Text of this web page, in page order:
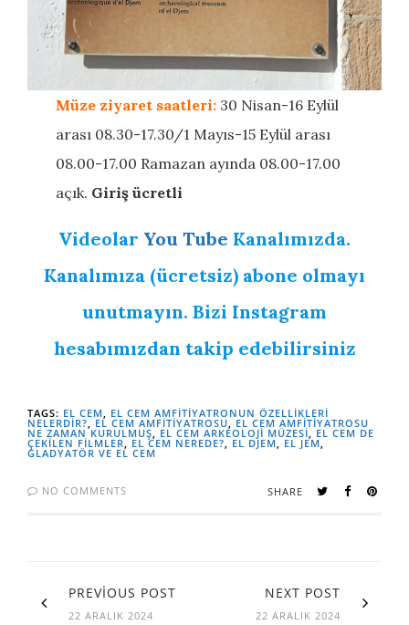
Müze ziyaret saatleri: 30 Nisan-16 Eylül
arası 08.30-17.30/1 Mayıs-15 Eylül arası
08.00-17.00 Ramazan ayında 08.00-17.00
açık. Giriş ücretli
Videolar You Tube Kanalımızda.
Kanalımıza (ücretsiz) abone olmayı
unutmayın. Bizi Instagram
hesabımızdan takip edebilirsiniz
TAGS: EL CEM EL CEM AMFITIYATRONUN ÖZELLIKLERI
NELERDIR? EL CEM AMFITIYATROSU EL CEM AMFITIYATROSU
NE ZAMAN KURULMUŞ EL CEM ARKEOLOJI MÜZESI EL CEM DE
ÇEKILEN FILMLER EL CEM NEREDE? EL DJEM EL JEM
GLADYATÖR VE EL CEM
NO COMMENTS SHARE
PREVIOUS POST
22 ARALIK 2024
NEXT POST
22 ARALIK 2024